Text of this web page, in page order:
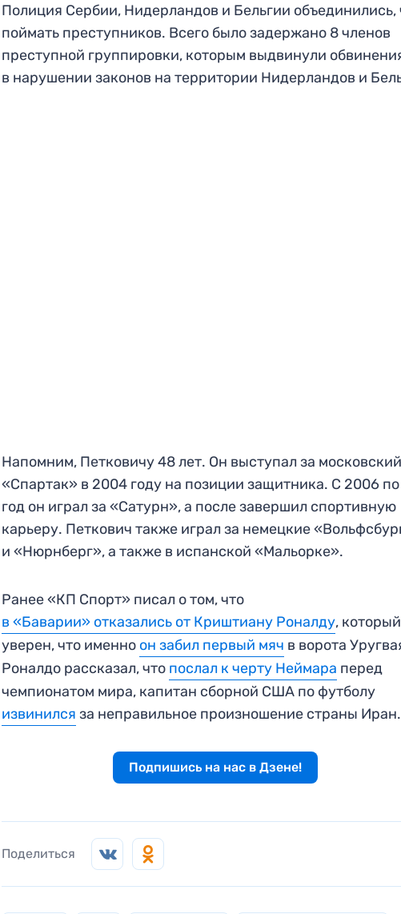
Полиция Сербии, Нидерландов и Бельгии объединились,
поймать преступников. Всего было задержано 8 членов
преступной группировки, которым выдвинули
в нарушении законов на территории Нидерландов и
Напомним, Петковичу 48 лет. Он выступал за
«Спартак» в 2004 году на позиции защитника. С 2006
год он играл за «Сатурн», а после завершил спортивную
карьеру. Петкович также играл за немецкие
и «Нюрнберг», а также в испанской «Мальорке».
Ранее «КП Спорт» писал о том, что
в «Баварии» отказались от Криштиану Роналду, который
уверен, что именно он забил первый мяч в ворота
Роналдо рассказал, что послал к черту Неймара перед
чемпионатом мира, капитан сборной США по футболу
извинился за неправильное произношение страны Иран.
Подпишись на нас в Дзене!
Поделиться